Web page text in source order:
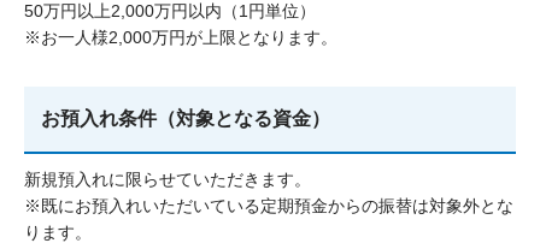
50万円以上2,000万円以内（1円単位）
※お一人様2,000万円が上限となります。
お預入れ条件（対象となる資金）
新規預入れに限らせていただきます。
※既にお預入れいただいている定期預金からの振替は対象外とな
ります。